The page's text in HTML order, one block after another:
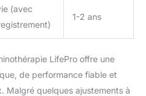
(avec
1-2 ans
LifePro offre une
de performance fiable et
Malgré quelques ajustements à